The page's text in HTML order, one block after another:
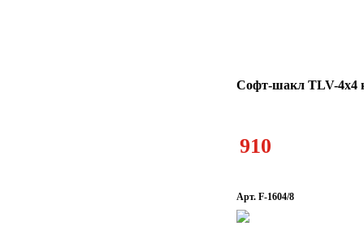
Софт-шакл TLV-4x4
910
Арт. F-1604/8